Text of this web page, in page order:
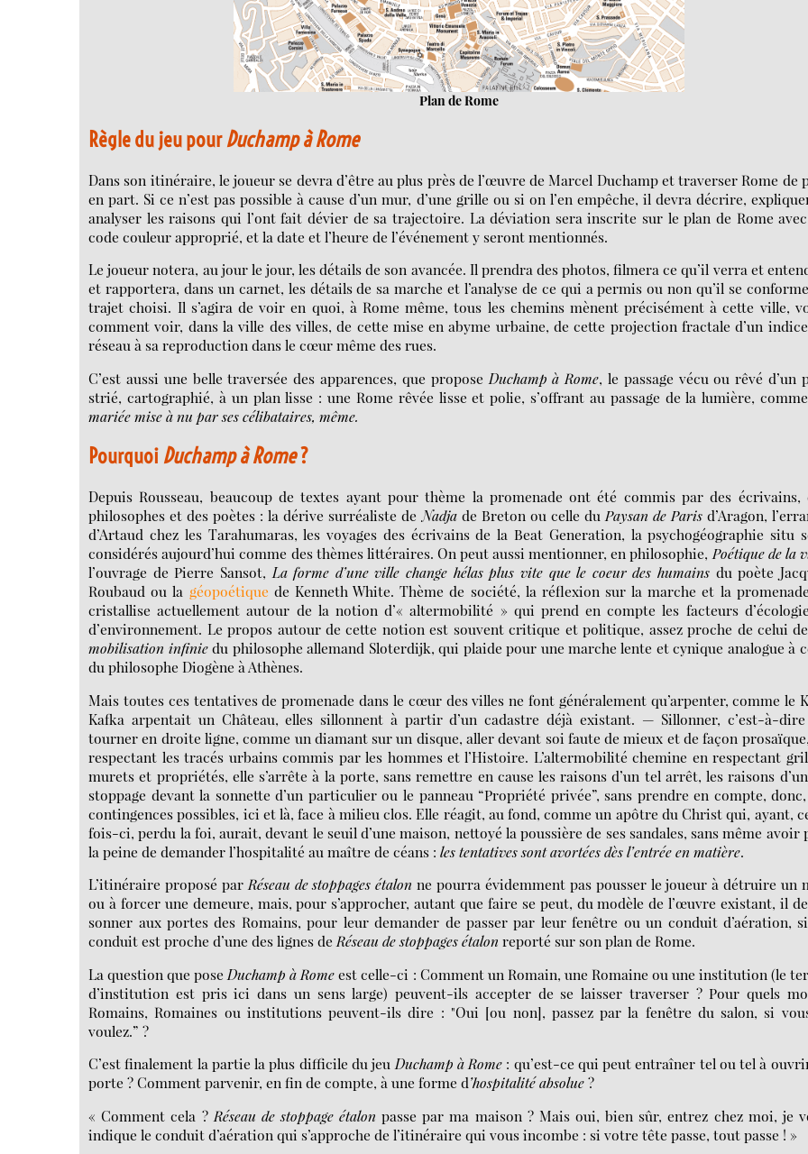
Plan de Rome
Règle du jeu pourDuchamp à Rome
Dans son itinéraire, le joueur se devra d’être au plus près de l’œuvre de Marcel Duchamp et traverser Rome de
en part. Si ce n’est pas possible à cause d’un mur, d’une grille ou si on l’en empêche, il devra décrire,
analyser les raisons qui l’ont fait dévier de sa trajectoire. La déviation sera inscrite sur le plan de Rome
code couleur approprié, et la date et l’heure de l’événement y seront mentionnés.
Le joueur notera, au jour le jour, les détails de son avancée. Il prendra des photos, filmera ce qu’il verra et
et rapportera, dans un carnet, les détails de sa marche et l’analyse de ce qui a permis ou non qu’il se
trajet choisi. Il s’agira de voir en quoi, à Rome même, tous les chemins mènent précisément à cette ville,
comment voir, dans la ville des villes, de cette mise en abyme urbaine, de cette projection fractale d’un
réseau à sa reproduction dans le cœur même des rues.
C’est aussi une belle traversée des apparences, que propose Duchamp à Rome, le passage vécu ou rêvé d’un
strié, cartographié, à un plan lisse : une Rome rêvée lisse et polie, s’offrant au passage de la lumière, comme
mariée mise à nu par ses célibataires, même.
Pourquoi Duchamp à Rome?
Depuis Rousseau, beaucoup de textes ayant pour thème la promenade ont été commis par des écrivains,
philosophes et des poètes : la dérive surréaliste de Nadja de Breton ou celle du Paysan de Parisd’Aragon,
d’Artaud chez les Tarahumaras, les voyages des écrivains de la Beat Generation, la psychogéographie situ
considérés aujourd’hui comme des thèmes littéraires. On peut aussi mentionner, en philosophie, Poétique de la
l’ouvrage de Pierre Sansot, La forme d’une ville change hélas plus vite que le coeur des humains du poète
Roubaud ou la géopoétique de Kenneth White. Thème de société, la réflexion sur la marche et la
cristallise actuellement autour de la notion d’« altermobilité » qui prend en compte les facteurs
d’environnement. Le propos autour de cette notion est souvent critique et politique, assez proche de celui de
mobilisation infiniedu philosophe allemand Sloterdijk, qui plaide pour une marche lente et cynique analogue à
du philosophe Diogène à Athènes.
Mais toutes ces tentatives de promenade dans le cœur des villes ne font généralement qu’arpenter, comme le
Kafka arpentait un Château, elles sillonnent à partir d’un cadastre déjà existant. — Sillonner, c’est-à-
tourner en droite ligne, comme un diamant sur un disque, aller devant soi faute de mieux et de façon
respectant les tracés urbains commis par les hommes et l’Histoire. L’altermobilité chemine en respectant
murets et propriétés, elle s’arrête à la porte, sans remettre en cause les raisons d’un tel arrêt, les raisons
stoppage devant la sonnette d’un particulier ou le panneau “Propriété privée”, sans prendre en compte,
contingences possibles, ici et là, face à milieu clos. Elle réagit, au fond, comme un apôtre du Christ qui, ayant,
fois-ci, perdu la foi, aurait, devant le seuil d’une maison, nettoyé la poussière de ses sandales, sans même avoir
la peine de demander l’hospitalité au maître de céans :les tentatives sont avortées dès l’entrée en matière.
L’itinéraire proposé par Réseau de stoppages étalon ne pourra évidemment pas pousser le joueur à détruire un
ou à forcer une demeure, mais, pour s’approcher, autant que faire se peut, du modèle de l’œuvre existant, il
sonner aux portes des Romains, pour leur demander de passer par leur fenêtre ou un conduit d’aération,
conduit est proche d’une des lignes de Réseau de stoppages étalon reporté sur son plan de Rome.
La question que pose Duchamp à Romeest celle-ci : Comment un Romain, une Romaine ou une institution (le
d’institution est pris ici dans un sens large) peuvent-ils accepter de se laisser traverser ? Pour quels
Romains, Romaines ou institutions peuvent-ils dire : "Oui [ou non], passez par la fenêtre du salon, si
voulez.” ?
C’est finalement la partie la plus difficile du jeuDuchamp à Rome : qu’est-ce qui peut entraîner tel ou tel à
porte ? Comment parvenir, en fin de compte, à une forme d’hospitalité absolue?
« Comment cela ? Réseau de stoppage étalon passe par ma maison ? Mais oui, bien sûr, entrez chez moi, je
indique le conduit d’aération qui s’approche de l’itinéraire qui vous incombe : si votre tête passe, tout passe ! »